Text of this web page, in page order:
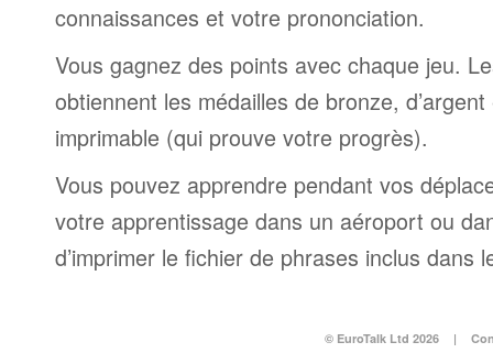
connaissances et votre prononciation.
Vous gagnez des points avec chaque jeu.
obtiennent les médailles de bronze, d’argent
imprimable (qui prouve votre progrès).
Vous pouvez apprendre pendant vos
votre apprentissage dans un aéroport ou
d’imprimer le fichier de phrases inclus dans
© EuroTalk Ltd 2026 |